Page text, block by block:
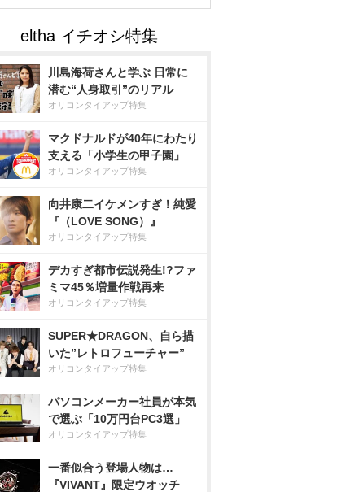
川島海荷さんと学ぶ 日常に
潜む“人身取引”のリアル
オリコンタイアップ特集
マクドナルドが40年にわたり
支える「小学生の甲子園」
オリコンタイアップ特集
向井康二イケメンすぎ！純愛
『（LOVE SONG）』
オリコンタイアップ特集
デカすぎ都市伝説発生!?ファ
ミマ45％増量作戦再来
オリコンタイアップ特集
SUPER★DRAGON、自ら描
いた”レトロフューチャー”
オリコンタイアップ特集
パソコンメーカー社員が本気
で選ぶ「10万円台PC3選」
オリコンタイアップ特集
一番似合う登場人物は…
『VIVANT』限定ウオッチ